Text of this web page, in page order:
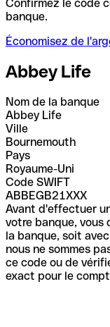
Confirmez le code
banque.
Économisez de
Abbey Life
Nom de la banque
Abbey Life
Ville
Bournemouth
Pays
Royaume-Uni
Code SWIFT
ABBEGB21XXX
Avant d'effectuer
votre banque,
la banque, soit
nous ne sommes
ce code ou de
exact pour le